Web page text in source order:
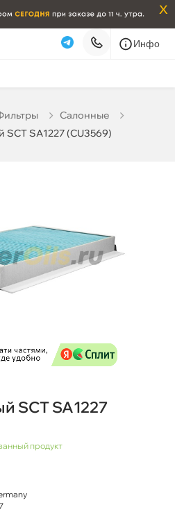
x
Инфо
Салонные
SCT SA1227 (CU3569)
SCT SA1227
продукт